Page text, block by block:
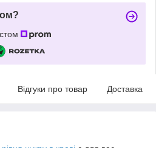
Відгуки про товар Доставка